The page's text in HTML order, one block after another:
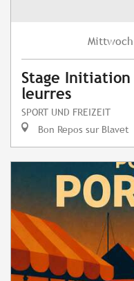
Mittwoch
Stage
leurres
SPORT UND FREIZEIT
Bon Repos sur Blavet